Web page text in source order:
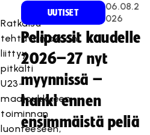
Ratkaisu
tehtävänjakoon
liittyy
pitkälti
U23-
maajoukkueen
toiminnan
luonteeseen,
UUTISET
06.08.2
026
Pelipassit kaudelle
2026–27 nyt
myynnissä –
hanki ennen
ensimmäistä peliä